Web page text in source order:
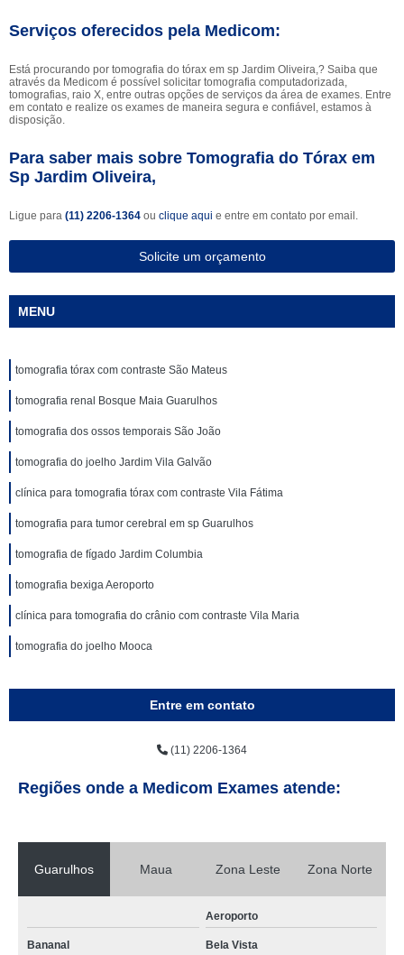
Serviços oferecidos pela Medicom:
Está procurando por tomografia do tórax em sp Jardim Oliveira,? Saiba que
através da Medicom é possível solicitar tomografia computadorizada,
tomografias, raio X, entre outras opções de serviços da área de exames. Entre
em contato e realize os exames de maneira segura e confiável, estamos à
disposição.
Para saber mais sobre Tomografia do Tórax em
Sp Jardim Oliveira,
Ligue para (11) 2206-1364 ou clique aqui e entre em contato por email.
Solicite um orçamento
MENU
tomografia tórax com contraste São Mateus
tomografia renal Bosque Maia Guarulhos
tomografia dos ossos temporais São João
tomografia do joelho Jardim Vila Galvão
clínica para tomografia tórax com contraste Vila Fátima
tomografia para tumor cerebral em sp Guarulhos
tomografia de fígado Jardim Columbia
tomografia bexiga Aeroporto
clínica para tomografia do crânio com contraste Vila Maria
tomografia do joelho Mooca
Entre em contato
(11) 2206-1364
Regiões onde a Medicom Exames atende:
Guarulhos Maua Zona Leste Zona Norte
Aeroporto
Bananal Bela Vista